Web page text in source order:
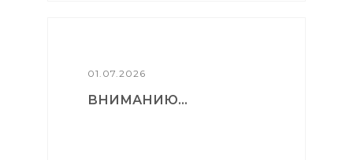
01.07.2026
ВНИМАНИЮ...